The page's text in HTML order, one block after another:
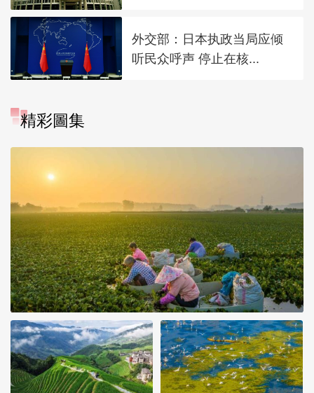
外交部：日本执政当局应倾
听民众呼声 停止在核...
精彩圖集
立秋近 采菱忙